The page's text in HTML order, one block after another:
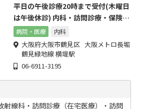
平日の午後診療20時まで受付(木曜日
は午後休診) 内科・訪問診療・保険診
療・無料低額診療
病院・医療 内科
大阪府大阪市鶴見区 大阪メトロ長堀
鶴見緑地線 横堤駅
06-6911-3195
射線科・訪問診療（在宅医療）・訪問